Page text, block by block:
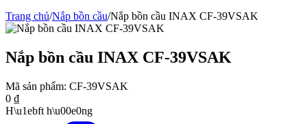
Trang chủ/Nắp bồn cầu/Nắp bồn cầu INAX CF-39VSAK
Nắp bồn cầu INAX CF-39VSAK
Mã sản phẩm: CF-39VSAK
0 ₫
H\u1ebft h\u00e0ng